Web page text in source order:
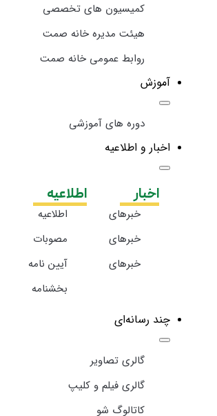
کمیسیون های تخصصی
هیئت مدیره خانه صمت
روابط عمومی خانه صمت
آموزش
دوره های آموزشی
اخبار و اطلاعیه
اخبار
خبرهای
خبرهای
تیتر یک
خبرهای
اطلاعیه
اطلاعیه
مصوبات
آیین نامه
ها
بخشنامه
چند رسانه‌ای
گالری تصاویر
گالری فیلم و کلیپ
کاتالوگ شو